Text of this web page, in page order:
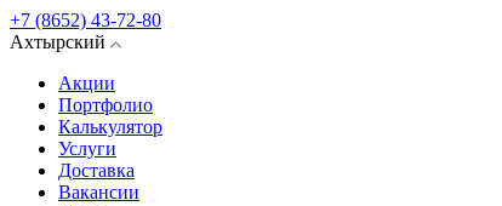
+7 (8652) 43-72-80
Ахтырский
Акции
Портфолио
Калькулятор
Услуги
Доставка
Вакансии